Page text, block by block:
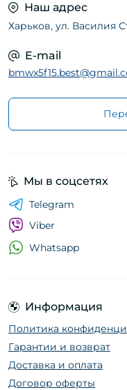
Наш адрес
Харьков, ул. Василия
E-mail
Информация
Политика
Гарантии и возврат
Доставка и оплата
Договор оферты
Мы в соцсетях
Telegram
Viber
Whatsapp